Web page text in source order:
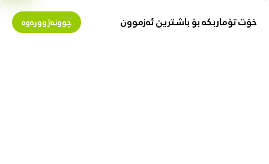
خۆت تۆماربکە بۆ باشترین ئەزموون چوونەژوورەوە